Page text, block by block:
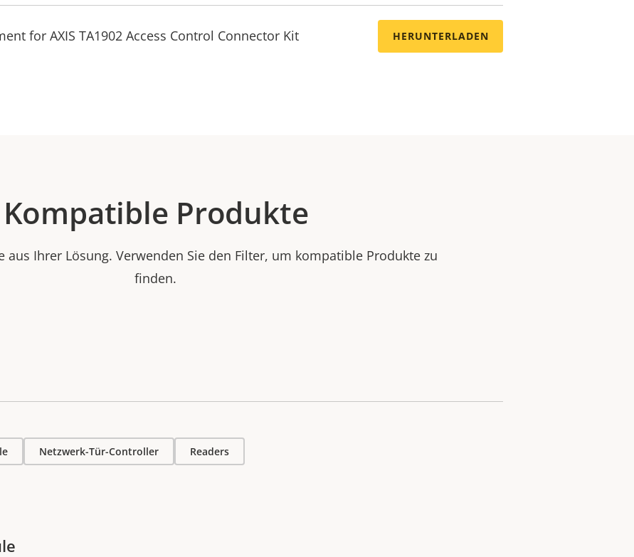
for AXIS TA1902 Access Control Connector Kit HERUNTERLADEN
Kompatible Produkte
aus Ihrer Lösung. Verwenden Sie den Filter, um kompatible Produkte zu
finden.
Netzwerk-Tür-Controller Readers